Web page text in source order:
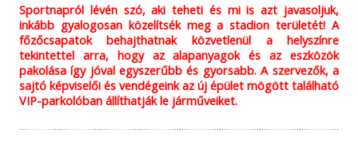
Sportnapról lévén szó, aki teheti és mi is azt javasoljuk,
inkább gyalogosan közelítsék meg a stadion területét! A
főzőcsapatok behajthatnak közvetlenül a helyszínre
tekintettel arra, hogy az alapanyagok és az eszközök
pakolása így jóval egyszerűbb és gyorsabb. A szervezők, a
sajtó képviselői és vendégeink az új épület mögött található
VIP-parkolóban állíthatják le járműveiket.